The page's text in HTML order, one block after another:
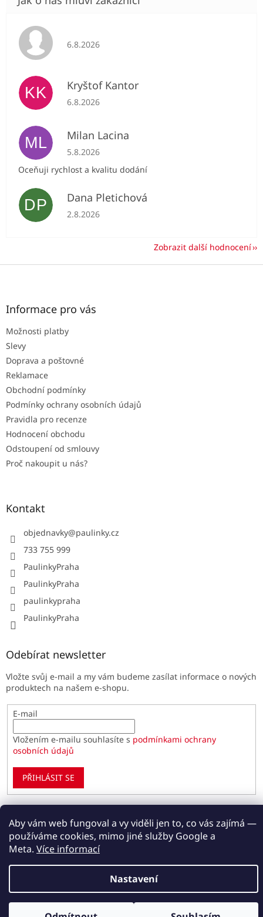
Aby vám web fungoval a vy viděli jen to, co vás zajímá —
používáme cookies, mimo jiné služby Google a
Meta. Více informací
Nastavení
Hodnocení obchodu je 5 z 5 hvězdiček.
6.8.2026
KK Kryštof Kantor
Hodnocení obchodu je 5 z 5 hvězdiček.
6.8.2026
ML Milan Lacina
Hodnocení obchodu je 5 z 5 hvězdiček.
5.8.2026
Oceňuji rychlost a kvalitu dodání
DP Dana Pletichová
Hodnocení obchodu je 5 z 5 hvězdiček.
2.8.2026
Zobrazit další hodnocení
Z
Informace pro vás
Možnosti platby
Slevy
Doprava a poštovné
Reklamace
Obchodní podmínky
Podmínky ochrany osobních údajů
Pravidla pro recenze
Hodnocení obchodu
Odstoupení od smlouvy
Proč nakoupit u nás?
Kontakt
objednavky@paulinky.cz
733 755 999
PaulinkyPraha
PaulinkyPraha
paulinkypraha
PaulinkyPraha
Odebírat newsletter
Vložte svůj e-mail a my vám budeme zasílat informace o nových
produktech na našem e-shopu.
E-mail
Vložením e-mailu souhlasíte s podmínkami ochrany
osobních údajů
PŘIHLÁSIT SE
Vytvořil Shoptet
Copyright 2026Paulínky.cz. Všechna práva vyhrazena.
Upravit nastavení cookies